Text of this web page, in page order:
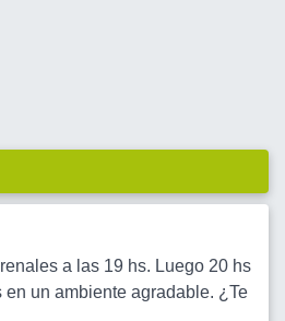
a las 19 hs. Luego 20 hs
un ambiente agradable. ¿Te